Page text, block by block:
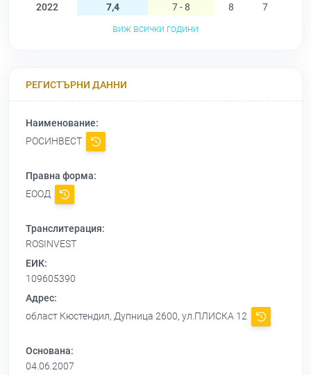
2022
7,4 7 - 8 8 7
виж всички години
РЕГИСТЪРНИ ДАННИ
Наименование:
РОСИНВЕСТ
Правна форма:
ЕООД
Транслитерация:
ROSINVEST
ЕИК:
109605390
Адрес:
област Кюстендил, Дупница 2600, ул.ПЛИСКА 12
Основана:
04.06.2007